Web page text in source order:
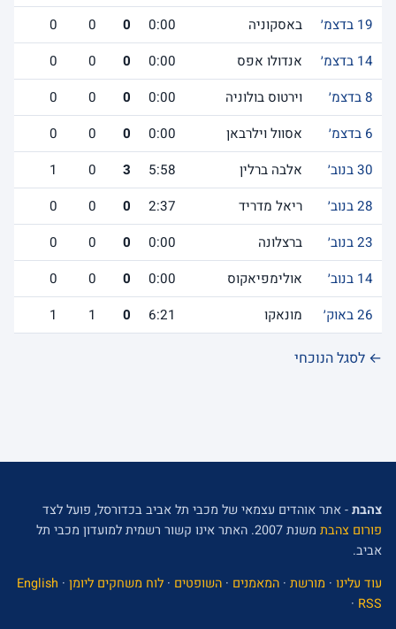
19 בדצמ׳
באסקוניה 0:00
0
0
0
14 בדצמ׳
אנדולו אפס 0:00
0
0
0
8 בדצמ׳
וירטוס בולוניה 0:00
0
0
0
6 בדצמ׳
אסוול וילרבאן 0:00
0
0
0
30 בנוב׳
אלבה ברלין 5:58
3
0
1
28 בנוב׳
ריאל מדריד 2:37
0
0
0
23 בנוב׳
ברצלונה 0:00
0
0
0
14 בנוב׳
אולימפיאקוס 0:00
0
0
0
26 באוק׳
מונאקו 6:21
0
1
1
← לסגל הנוכחי
צהבת- אתר אוהדים עצמאי של מכבי תל אביב בכדורסל, פועל לצד
פורום צהבת
משנת 2007. האתר אינו קשור רשמית למועדון מכבי תל
אביב.
עוד עלינו · מורשת · המאמנים · השופטים · לוח משחקים ליומן ·
English
· RSS